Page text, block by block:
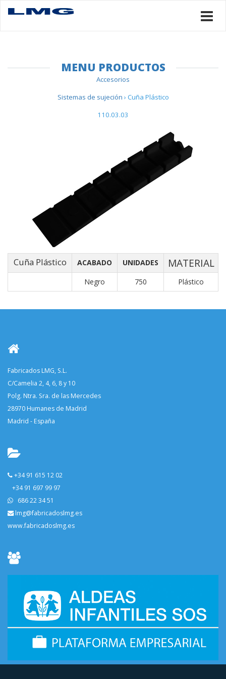
MENU PRODUCTOS
Accesorios
Sistemas de sujeción › Cuña Plástico
110.03.03
Cuña Plástico ACABADO UNIDADES MATERIAL
Negro 750 Plástico
Fabricados LMG, S.L.
C/Camelia 2, 4, 6, 8 y 10
Polg. Ntra. Sra. de las Mercedes
28970 Humanes de Madrid
Madrid - España
+34 91 615 12 02
+34 91 697 99 97
686 22 34 51
lmg@fabricadoslmg.es
www.fabricadoslmg.es